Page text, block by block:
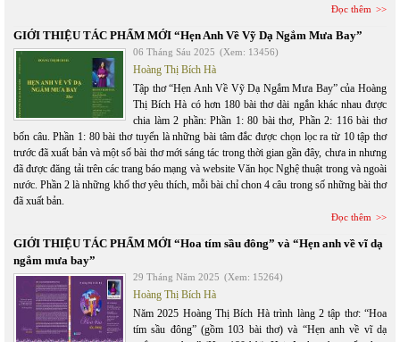
Đọc thêm
GIỚI THIỆU TÁC PHẨM MỚI “Hẹn Anh Về Vỹ Dạ Ngắm Mưa Bay”
06 Tháng Sáu 2025 (Xem: 13456)
Hoàng Thị Bích Hà
Tập thơ “Hẹn Anh Về Vỹ Dạ Ngắm Mưa Bay” của Hoàng
Thị Bích Hà có hơn 180 bài thơ dài ngắn khác nhau được
chia làm 2 phần: Phần 1: 80 bài thơ, Phần 2: 116 bài thơ
bốn câu. Phần 1: 80 bài thơ tuyển là những bài tâm đắc được chọn lọc ra từ 10 tập thơ
trước đã xuất bản và một số bài thơ mới sáng tác trong thời gian gần đây, chưa in nhưng
đã được đăng tải trên các trang báo mạng và website Văn học Nghệ thuật trong và ngoài
nước. Phần 2 là những khổ thơ yêu thích, mỗi bài chỉ chon 4 câu trong số những bài thơ
đã xuất bản.
Đọc thêm
GIỚI THIỆU TÁC PHẨM MỚI “Hoa tím sầu đông” và “Hẹn anh về vĩ dạ
ngắm mưa bay”
29 Tháng Năm 2025 (Xem: 15264)
Hoàng Thị Bích Hà
Năm 2025 Hoàng Thị Bích Hà trình làng 2 tập thơ: “Hoa
tím sầu đông” (gồm 103 bài thơ) và “Hẹn anh về vĩ dạ